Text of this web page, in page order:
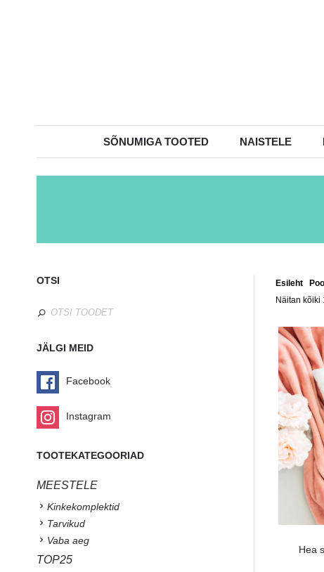
SÕNUMIGA TOOTED NAISTELE
Esileht /
Näitan kõiki
Hea
OTSI
JÄLGI MEID
Facebook
Instagram
TOOTEKATEGOORIAD
MEESTELE
Kinkekomplektid
Tarvikud
Vaba aeg
TOP25